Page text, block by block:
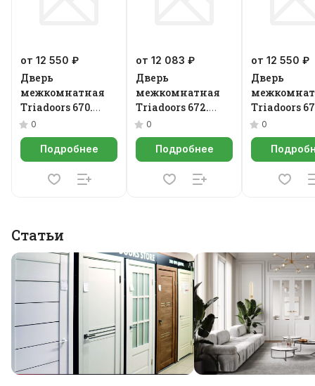
от 12 550 ₽
Дверь
межкомнатная
Triadoors 670.
Concept
0
Подробнее
от 12 083 ₽
Дверь
межкомнатная
Triadoors 672.
Concept
0
Подробнее
от 12 550 ₽
Дверь
Triadoors
Concept
0
Статьи